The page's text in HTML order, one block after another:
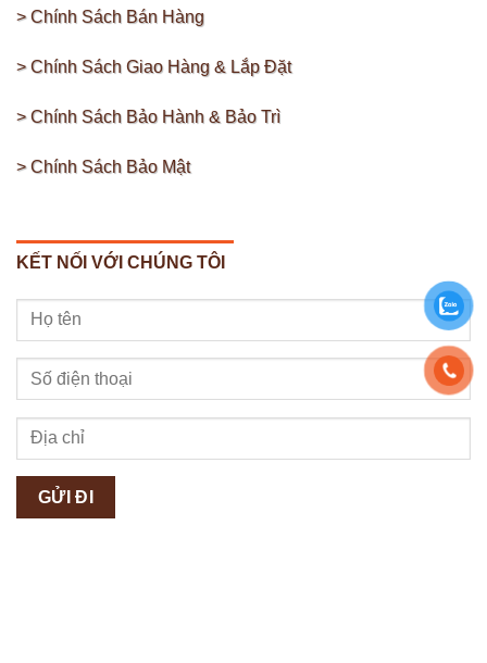
> Chính Sách Bán Hàng
> Chính Sách Giao Hàng & Lắp Đặt
> Chính Sách Bảo Hành & Bảo Trì
> Chính Sách Bảo Mật
KẾT NỐI VỚI CHÚNG TÔI